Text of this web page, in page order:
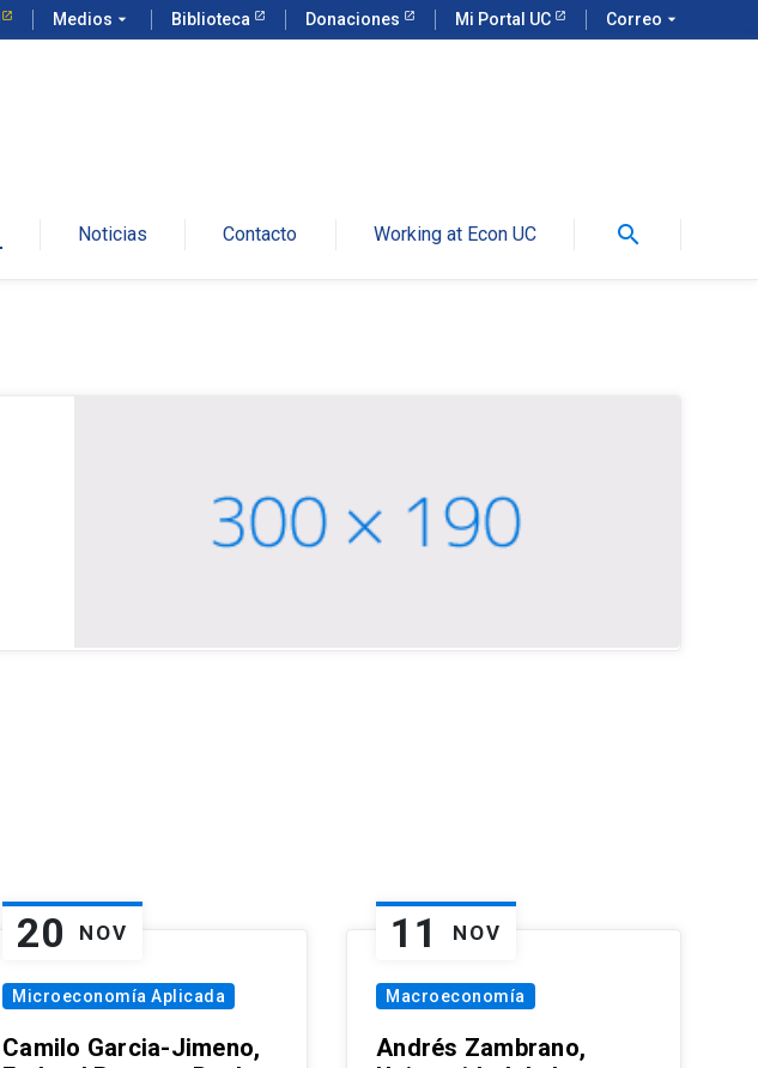
Medios arrow_drop_down Biblioteca Donaciones Mi Portal UC Correo arrow_drop_down
Noticias Contacto Working at Econ UC search
20 NOV
Microeconomía Aplicada
Camilo Garcia-Jimeno,
11 NOV
Macroeconomía
Andrés Zambrano,